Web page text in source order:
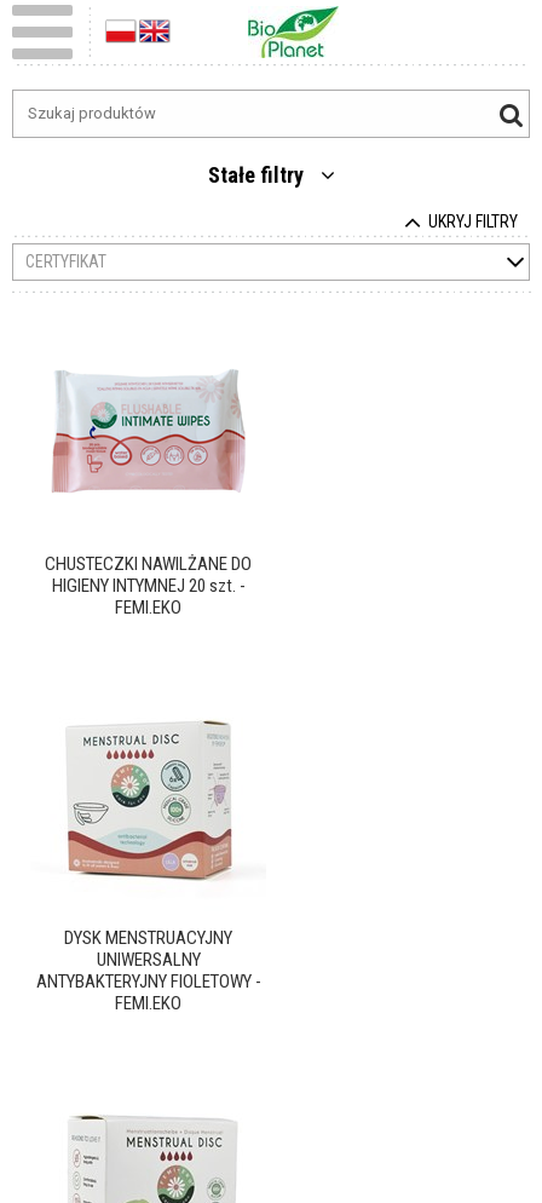
Stałe filtry
UKRYJ FILTRY
CERTYFIKAT
CHUSTECZKI NAWILŻANE DO
HIGIENY INTYMNEJ 20 szt. -
FEMI.EKO
DYSK MENSTRUACYJNY
UNIWERSALNY
ANTYBAKTERYJNY FIOLETOWY -
FEMI.EKO